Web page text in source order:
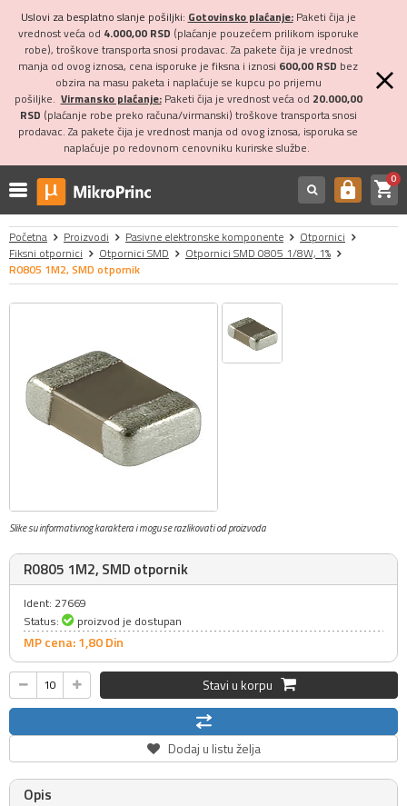
Uslovi za besplatno slanje pošiljki: Gotovinsko plaćanje:Paketi čija je
vrednost veća od 4.000,00 RSD (plaćanje pouzećem prilikom isporuke
robe), troškove transporta snosi prodavac. Za pakete čija je vrednost
manja od ovog iznosa, cena isporuke je fiksna i iznosi 600,00 RSD bez
obzira na masu paketa i naplaćuje se kupcu po prijemu
pošiljke. Virmansko plaćanje:Paketi čija je vrednost veća od 20.000,00
RSD (plaćanje robe preko računa/virmanski) troškove transporta snosi
prodavac. Za pakete čija je vrednost manja od ovog iznosa, isporuka se
naplaćuje po redovnom cenovniku kurirske službe.
https shopping_cart0
Početna Proizvodi Pasivne elektronske komponente
Otpornici
Fiksni otpornici
Otpornici SMD
Otpornici SMD 0805 1/8W, 1%
R0805 1M2, SMD otpornik
Slike su informativnog karaktera i mogu se razlikovati od proizvoda
R0805 1M2, SMD otpornik
Ident: 27669
Status:
proizvod je dostupan
MP cena: 1,80Din
Stavi u korpu
Dodaj u listu želja
Opis